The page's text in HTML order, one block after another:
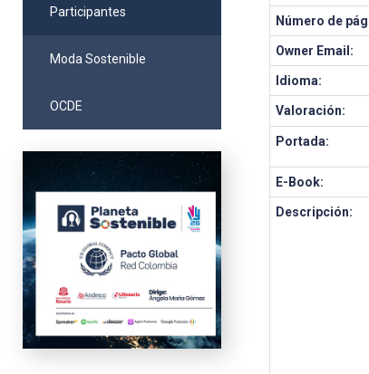
Participantes
Moda Sostenible
OCDE
Número de
Owner Email:
Idioma:
Valoración:
Portada:
E-Book:
Descripción: